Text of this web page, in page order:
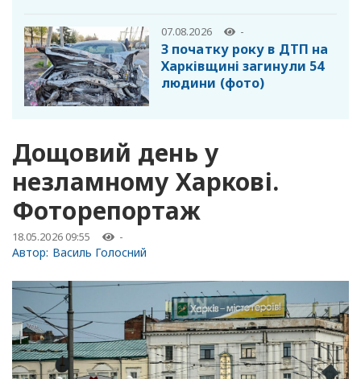
07.08.2026 -
З початку року в ДТП на
Харківщині загинули 54
людини (фото)
Дощовий день у
незламному Харкові.
Фоторепортаж
18.05.2026 09:55 -
Автор: Василь Голосний